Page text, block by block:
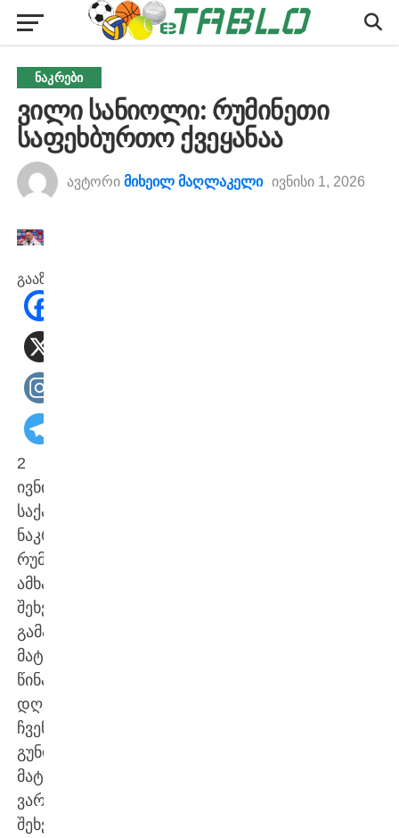
ᲜᲐᲙᲠᲔᲑᲘ
ვილი სანიოლი: რუმინეთი
საფეხბურთო ქვეყანაა
ავტორი მიხეილ მაღლაკელი ივნისი 1, 2026
გააზიარეთ
2
ივნისს,
საქართველოს
ნაკრები
რუმინეთთან
ამხანაგურ
შეხვედრას
გამართავს.
მატჩის
წინა
დღეს
ჩვენმა
გუნდმა
მატჩისწინა
ვარჯიში
შეხვედრის